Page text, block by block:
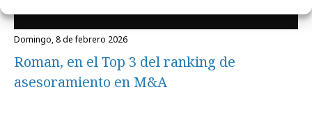
domingo, 8 de febrero 2026
Roman, en el Top 3 del ranking de
asesoramiento en M&A